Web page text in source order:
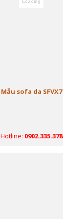
Mẫu sofa da SFVX7
Hotline: 0902.335.378